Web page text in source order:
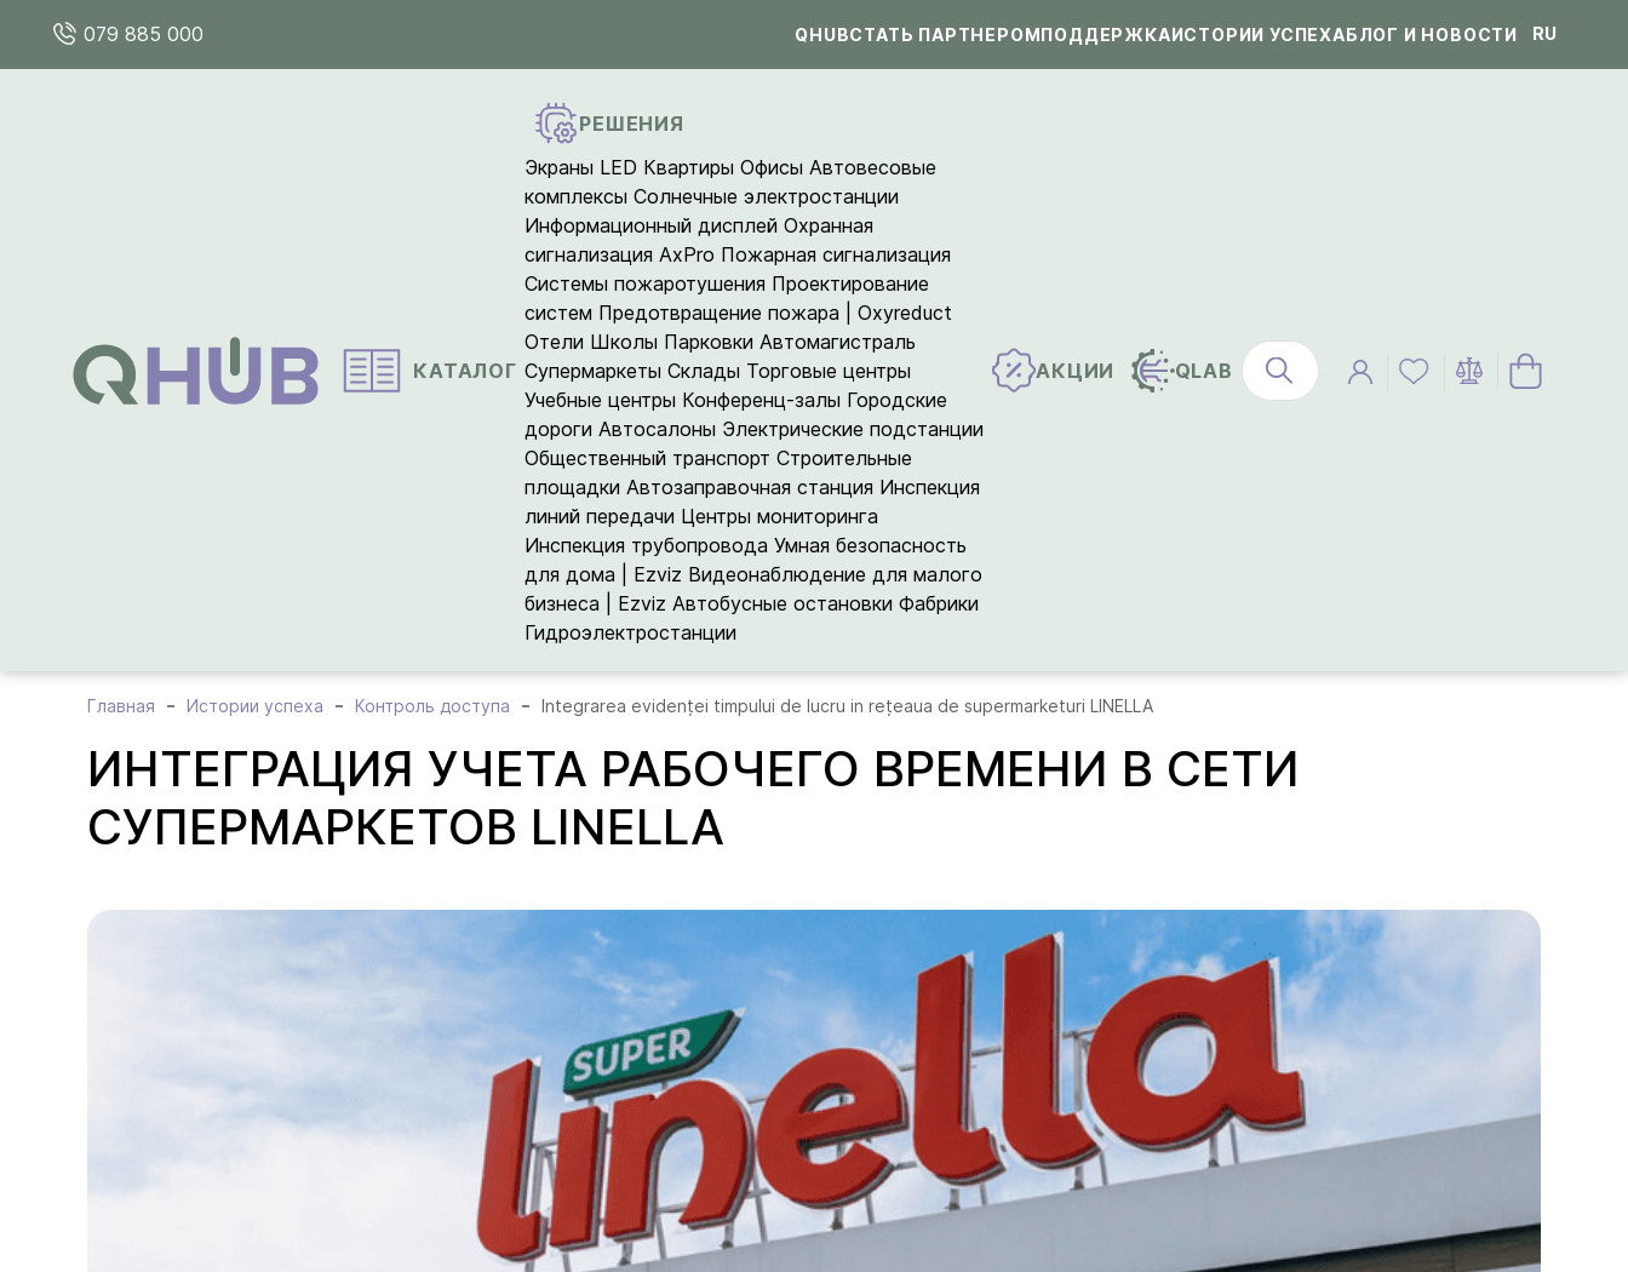
079 885 000 QHUBСТАТЬ ПАРТНЕРОМПОДДЕРЖКАИСТОРИИ УСПЕХАБЛОГ И НОВОСТИ RU
КАТАЛОГ
РЕШЕНИЯ
Экраны LED Квартиры Офисы Автовесовые
комплексыСолнечные электростанции
Информационный дисплей Охранная
сигнализация AxPro Пожарная сигнализация
Системы пожаротушения Проектирование
систем Предотвращение пожара | Oxyreduct
Отели Школы Парковки Автомагистраль
Супермаркеты Склады Торговые центры
Учебные центры Конференц-залы Городские
дороги Автосалоны Электрические подстанции
Общественный транспорт Строительные
площадки Автозаправочная станция Инспекция
линий передачи Центры мониторинга
Инспекция трубопровода Умная безопасность
для дома | Ezviz Видеонаблюдение для малого
бизнеса | Ezviz Автобусные остановки Фабрики
Гидроэлектростанции
АКЦИИ QLAB
Главная Истории успеха Контроль доступа Integrarea evidenței timpului de lucru in rețeaua de supermarketuri LINELLA
ИНТЕГРАЦИЯ УЧЕТА РАБОЧЕГО ВРЕМЕНИ В СЕТИ
СУПЕРМАРКЕТОВ LINELLA